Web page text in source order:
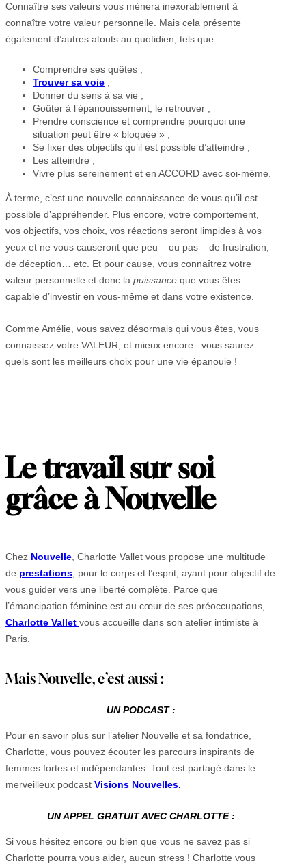
Connaître ses valeurs vous mènera inexorablement à
connaître votre valeur personnelle. Mais cela présente
également d’autres atouts au quotidien, tels que :
Comprendre ses quêtes ;
Trouver sa voie ;
Donner du sens à sa vie ;
Goûter à l’épanouissement, le retrouver ;
Prendre conscience et comprendre pourquoi une
situation peut être « bloquée » ;
Se fixer des objectifs qu’il est possible d’atteindre ;
Les atteindre ;
Vivre plus sereinement et en ACCORD avec soi-même.
À terme, c’est une nouvelle connaissance de vous qu’il est
possible d’appréhender. Plus encore, votre comportement,
vos objectifs, vos choix, vos réactions seront limpides à vos
yeux et ne vous causeront que peu – ou pas – de frustration,
de déception… etc. Et pour cause, vous connaîtrez votre
valeur personnelle et donc la puissance que vous êtes
capable d’investir en vous-même et dans votre existence.
Comme Amélie, vous savez désormais qui vous êtes, vous
connaissez votre VALEUR, et mieux encore : vous saurez
quels sont les meilleurs choix pour une vie épanouie !
Le travail sur soi
grâce à Nouvelle
Chez Nouvelle , Charlotte Vallet vous propose une multitude
de prestations , pour le corps et l’esprit, ayant pour objectif de
vous guider vers une liberté complète. Parce que
l’émancipation féminine est au cœur de ses préoccupations,
Charlotte Vallet vous accueille dans son atelier intimiste à
Paris.
Mais Nouvelle, c’est aussi :
UN PODCAST :
Pour en savoir plus sur l’atelier Nouvelle et sa fondatrice,
Charlotte, vous pouvez écouter les parcours inspirants de
femmes fortes et indépendantes. Tout est partagé dans le
merveilleux podcast Visions Nouvelles.
UN APPEL GRATUIT AVEC CHARLOTTE :
Si vous hésitez encore ou bien que vous ne savez pas si
Charlotte pourra vous aider, aucun stress ! Charlotte vous